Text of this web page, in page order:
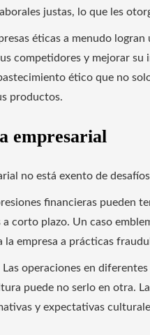
justas, lo que les
éticas a menudo
competidores y mejorar su
ético que no
productos.
empresarial
no está exento de
financieras pueden
corto plazo. Un caso
la empresa a prácticas
Las operaciones en
puede no serlo en otra.
y expectativas